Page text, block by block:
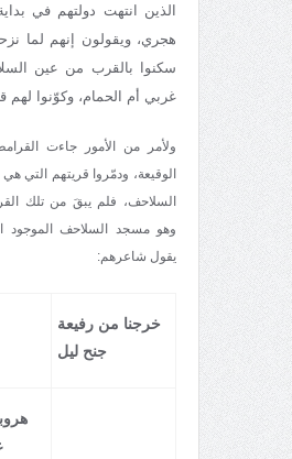
الذين انتهت دولتهم في
هجري، ويقولون إنهم لما
سكنوا بالقرب من عين
غربي أم الحمام، وكوّنوا لهم
ولأمر من الأمور جاءت
الوقيعة، ودمّروا قريتهم التي
السلاحف، فلم يبقَ من تلك
وهو مسجد السلاحف الموجود
يقول شاعرهم:
خرجنا من رفيعة
جنح ليل